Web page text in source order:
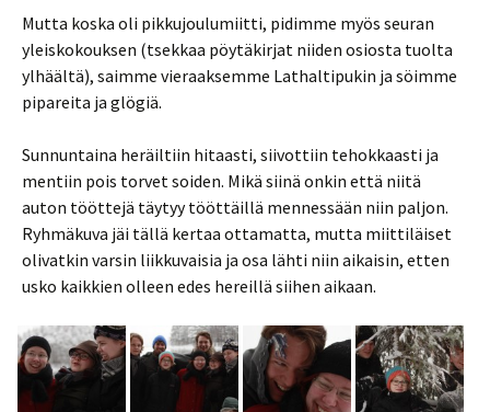
Mutta koska oli pikkujoulumiitti, pidimme myös seuran
yleiskokouksen (tsekkaa pöytäkirjat niiden osiosta tuolta
ylhäältä), saimme vieraaksemme Lathaltipukin ja söimme
pipareita ja glögiä.
Sunnuntaina heräiltiin hitaasti, siivottiin tehokkaasti ja
mentiin pois torvet soiden. Mikä siinä onkin että niitä
auton tööttejä täytyy tööttäillä mennessään niin paljon.
Ryhmäkuva jäi tällä kertaa ottamatta, mutta miittiläiset
olivatkin varsin liikkuvaisia ja osa lähti niin aikaisin, etten
usko kaikkien olleen edes hereillä siihen aikaan.